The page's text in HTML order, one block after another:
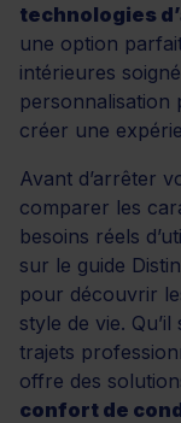
technologies
une option
intérieures
personnalisation
créer une
Avant d’arrêter
comparer les
besoins réels
sur le guide
pour découvrir
style de vie.
trajets
offre des
confort de